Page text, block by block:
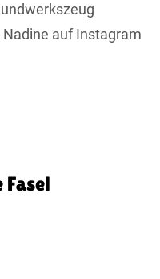
auf Instagram